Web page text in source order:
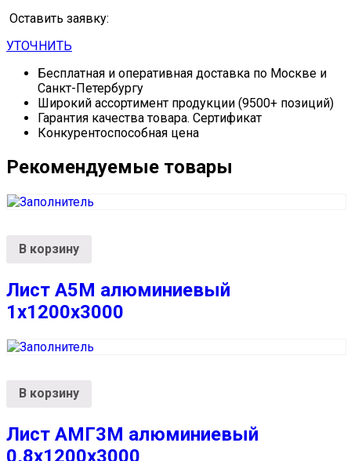
Оставить заявку:
УТОЧНИТЬ
Бесплатная и оперативная доставка по Москве и
Санкт-Петербургу
Широкий ассортимент продукции (9500+ позиций)
Гарантия качества товара. Сертификат
Конкурентоспособная цена
Рекомендуемые товары
В корзину
Лист А5М алюминиевый
1х1200х3000
В корзину
Лист АМГ3М алюминиевый
0,8х1200х3000